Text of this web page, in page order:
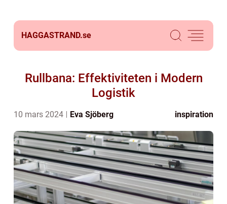
HAGGASTRAND.se
Rullbana: Effektiviteten i Modern
Logistik
10 mars 2024 Eva Sjöberg inspiration